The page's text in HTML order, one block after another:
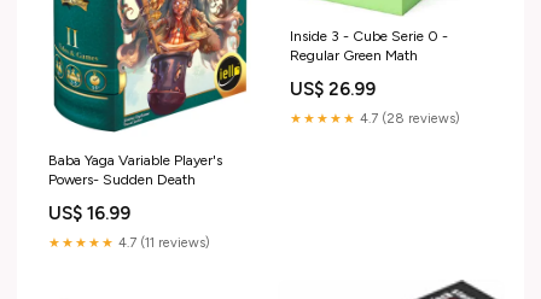
Baba Yaga Variable Player's
Powers- Sudden Death
US$ 16.99
★★★★★ 4.7 (11 reviews)
Inside 3 - Cube Serie 0 -
Regular Green Math
US$ 26.99
★★★★★ 4.7 (28 reviews)